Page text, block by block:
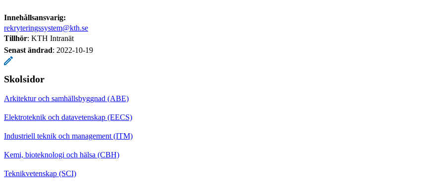
Innehållsansvarig:
rekryteringssystem@kth.se
Tillhör: KTH Intranät
Senast ändrad: 2022-10-19
Skolsidor
Arkitektur och samhällsbyggnad (ABE)
Elektroteknik och datavetenskap (EECS)
Industriell teknik och management (ITM)
Kemi, bioteknologi och hälsa (CBH)
Teknikvetenskap (SCI)